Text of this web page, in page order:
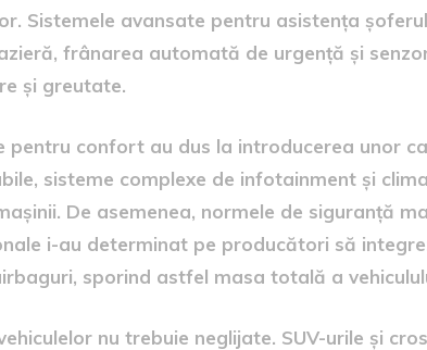
Sistemele avansate pentru asistența
frânarea automată de urgență și
și greutate.
pentru confort au dus la introducerea unor
sisteme complexe de infotainment și
De asemenea, normele de siguranță
i-au determinat pe producători să
sporind astfel masa totală a
nu trebuie neglijate. SUV-urile și